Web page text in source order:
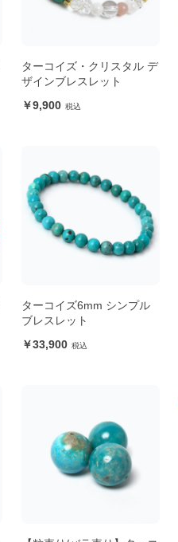
ターコイズ・クリスタル デ
ザインブレスレット
9,900
ターコイズ6mm シンプル
ブレスレット
33,900